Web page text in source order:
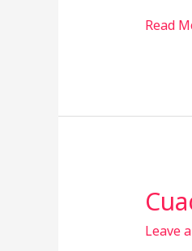
Read
Leave
Cuaca
Iringi